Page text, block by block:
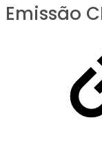
Emissão